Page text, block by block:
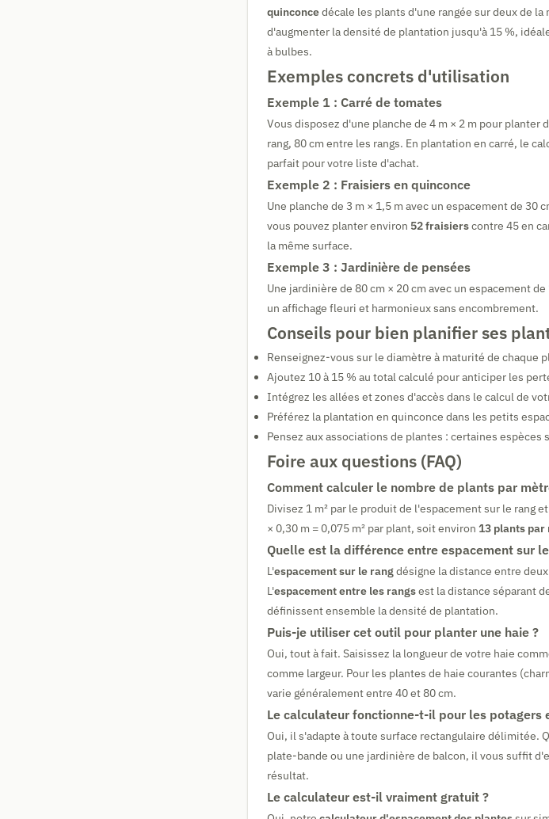
quinconcedécale les plants d'une rangée sur deux de
d'augmenter la densité de plantation jusqu'à 15 %,
à bulbes.
Exemples concrets d'utilisation
Exemple 1 : Carré de tomates
Vous disposez d'une planche de 4 m × 2 m pour planter
rang, 80 cm entre les rangs. En plantation en carré, le
parfait pour votre liste d'achat.
Exemple 2 : Fraisiers en quinconce
Une planche de 3 m × 1,5 m avec un espacement de 30
vous pouvez planter environ 52 fraisierscontre 45 en
la même surface.
Exemple 3 : Jardinière de pensées
Une jardinière de 80 cm × 20 cm avec un espacement
un affichage fleuri et harmonieux sans encombrement.
Conseils pour bien planifier ses
Renseignez-vous sur le diamètre à maturité de chaque
Ajoutez 10 à 15 % au total calculé pour anticiper les
Intégrez les allées et zones d'accès dans le calcul de
Préférez la plantation en quinconce dans les petits
Pensez aux associations de plantes : certaines
Foire aux questions (FAQ)
Comment calculer le nombre de plants par
Divisez 1 m² par le produit de l'espacement sur le rang
× 0,30 m = 0,075 m² par plant, soit environ 13 plants par
Quelle est la différence entre espacement sur
L'espacement sur le rangdésigne la distance entre
L'espacement entre les rangsest la distance séparant
définissent ensemble la densité de plantation.
Puis-je utiliser cet outil pour planter une haie ?
Oui, tout à fait. Saisissez la longueur de votre haie
comme largeur. Pour les plantes de haie courantes
varie généralement entre 40 et 80 cm.
Le calculateur fonctionne-t-il pour les potagers
Oui, il s'adapte à toute surface rectangulaire délimitée.
plate-bande ou une jardinière de balcon, il vous suffit
résultat.
Le calculateur est-il vraiment gratuit ?